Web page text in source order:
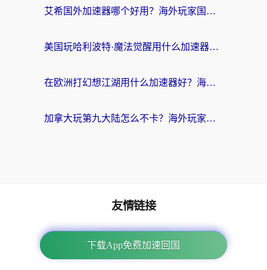
艾希国外加速器哪个好用？海外玩家国服游戏畅玩终极指南（附欧洲玩鸣潮街头篮球实测）
美国玩哈利波特·魔法觉醒用什么加速器？告别延迟的终极指南（含免费QQ炫舞方案+印尼妄想山海秘籍）
在欧洲打幻想江湖用什么加速器好？海外玩家国服游戏畅玩指南
加拿大玩第九大陆怎么不卡？海外玩家国服游戏加速全攻略（附足球世界萤火突击实测）
下载App免费加速回国
友情链接
下载App免费加速回国